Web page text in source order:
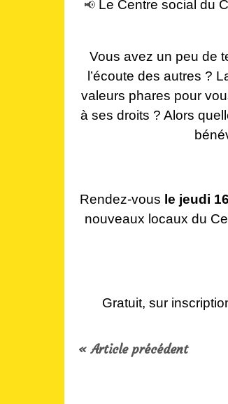
📢 Le Centre social du
Vous avez un peu de
l’écoute des autres ?
valeurs phares pour
à ses droits ? Alors
Rendez-vous le jeudi
nouveaux locaux du
Gratuit, sur
« Article précédent